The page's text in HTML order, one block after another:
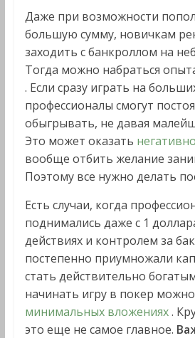
Даже при возможности
большую сумму, новичкам
заходить с банкроллом на
Тогда можно набраться
. Если сразу играть на
профессионалы смогут
обыгрывать, не давая
Это может оказать
вообще отбить желание
Поэтому все нужно делать
Есть случаи, когда
поднимались даже с 1
действиях и контролем за
постепенно приумножали
стать действительно
начинать игру в покер
минимальных вложениях.
это еще не самое главное.